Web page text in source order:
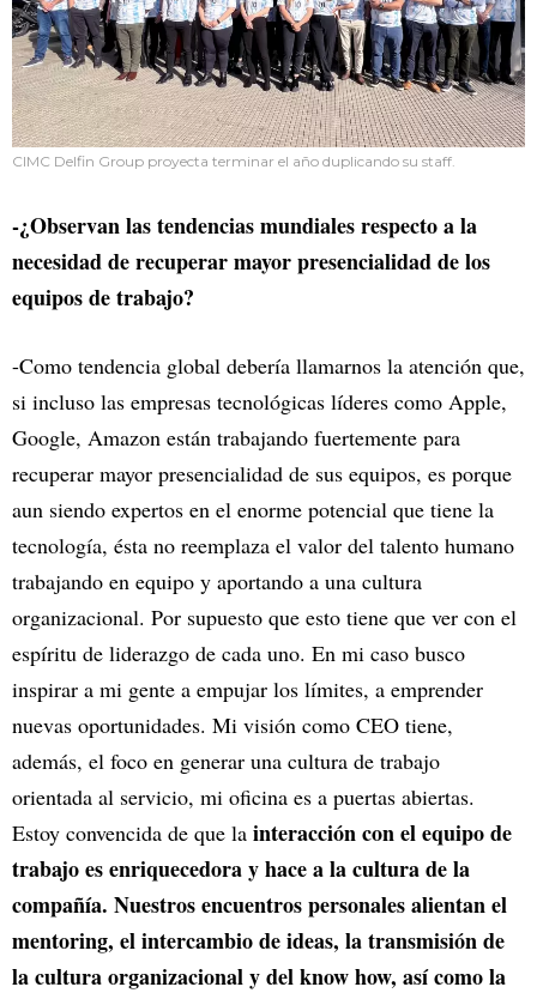
CIMC Delfin Group proyecta terminar el año duplicando su staff.
-¿Observan las tendencias mundiales respecto a la
necesidad de recuperar mayor presencialidad de los
equipos de trabajo?
-Como tendencia global debería llamarnos la atención que,
si incluso las empresas tecnológicas líderes como Apple,
Google, Amazon están trabajando fuertemente para
recuperar mayor presencialidad de sus equipos, es porque
aun siendo expertos en el enorme potencial que tiene la
tecnología, ésta no reemplaza el valor del talento humano
trabajando en equipo y aportando a una cultura
organizacional. Por supuesto que esto tiene que ver con el
espíritu de liderazgo de cada uno. En mi caso busco
inspirar a mi gente a empujar los límites, a emprender
nuevas oportunidades. Mi visión como CEO tiene,
además, el foco en generar una cultura de trabajo
orientada al servicio, mi oficina es a puertas abiertas.
Estoy convencida de que la interacción con el equipo de
trabajo es enriquecedora y hace a la cultura de la
compañía. Nuestros encuentros personales alientan el
mentoring, el intercambio de ideas, la transmisión de
la cultura organizacional y del know how, así como la